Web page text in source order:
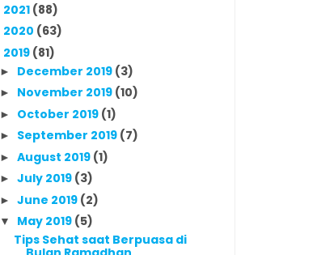
2021 (88)
2020 (63)
2019 (81)
► December 2019 (3)
► November 2019 (10)
► October 2019 (1)
► September 2019 (7)
► August 2019 (1)
► July 2019 (3)
► June 2019 (2)
▼ May 2019 (5)
Tips Sehat saat Berpuasa di